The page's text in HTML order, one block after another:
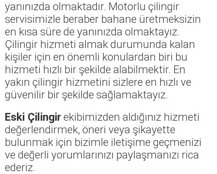
yanınızda olmaktadır. Motorlu çilingir
servisimizle beraber bahane üretmeksizin
en kısa süre de yanınızda olmaktayız.
Çilingir hizmeti almak durumunda kalan
kişiler için en önemli konulardan biri bu
hizmeti hızlı bir şekilde alabilmektir. En
yakın çilingir hizmetini sizlere en hızlı ve
güvenilir bir şekilde sağlamaktayız.
Eski Çilingirekibimizden aldığınız hizmeti
değerlendirmek, öneri veya şikayette
bulunmak için bizimle iletişime geçmenizi
ve değerli yorumlarınızı paylaşmanızı rica
ederiz.